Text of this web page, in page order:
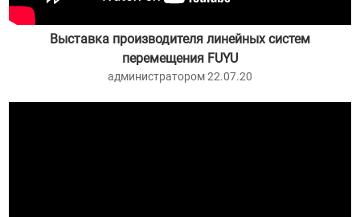
Выставка производителя линейных систем
перемещения FUYU
администратором 22.07.20